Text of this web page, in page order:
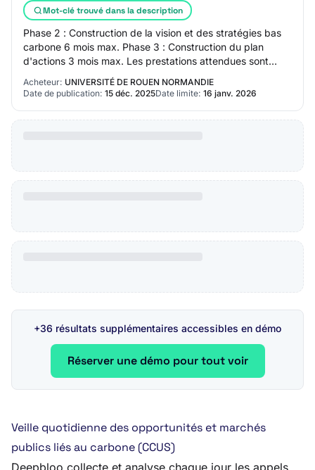
Mot-clé trouvé dans la description
Phase 2 : Construction de la vision et des stratégies bas
carbone 6 mois max. Phase 3 : Construction du plan
d'actions 3 mois max. Les prestations attendues sont
détaillées dans le CCTP de référence.
Acheteur: UNIVERSITÉ DE ROUEN NORMANDIE
Date de publication: 15 déc. 2025Date limite: 16 janv. 2026
+36 résultats supplémentaires accessibles en démo
Réserver une démo pour tout voir
Veille quotidienne des opportunités et marchés
publics liés au carbone (CCUS)
Deepbloo collecte et analyse chaque jour les appels